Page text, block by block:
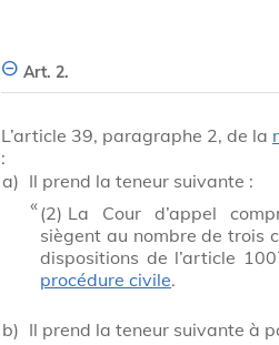
Art. 2.
L’article 39, paragraphe 2, de la
:
a) Il prend la teneur suivante :
​ «(2) La Cour d’appel
siègent au nombre de trois
dispositions de l’article
procédure civile.
b) Il prend la teneur suivante à